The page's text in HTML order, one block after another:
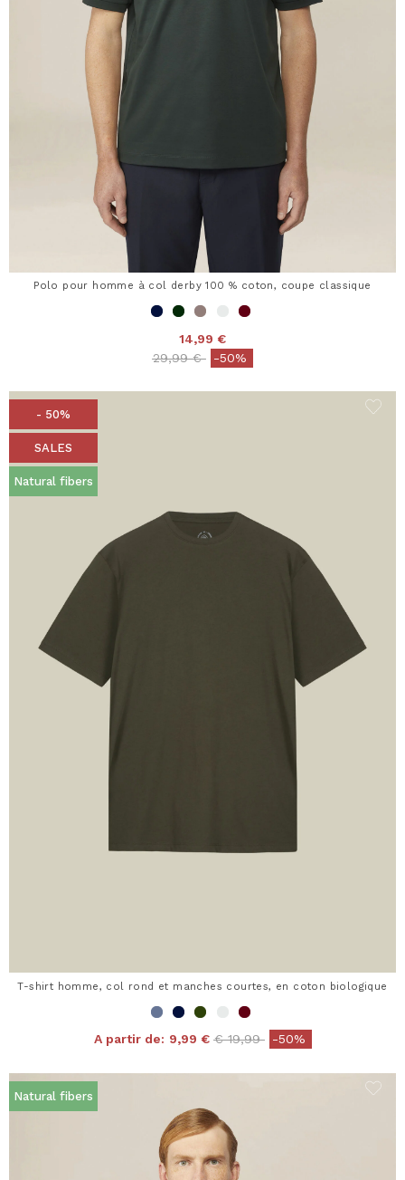
Polo pour homme à col derby 100 % coton, coupe classique
14,99 €
Price reduced from
29,99 €to-50%
- 50%
SALES
Natural fibers
T-shirt homme, col rond et manches courtes, en coton biologique
A partir de: 9,99 € Price reduced from
€ 19,99to-50%
Natural fibers